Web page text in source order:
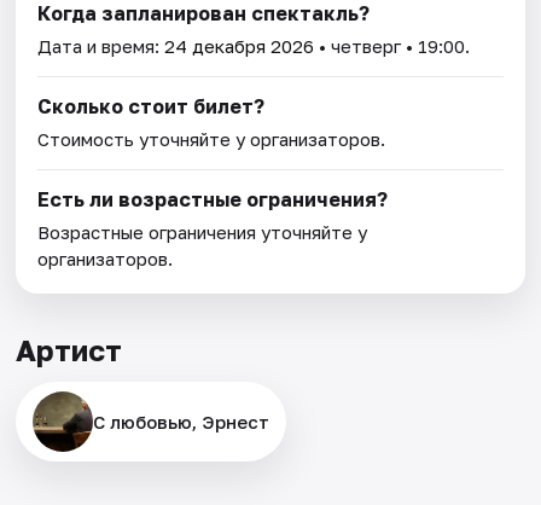
Когда запланирован спектакль?
Дата и время:24 декабря 2026 • четверг • 19:00.
Сколько стоит билет?
Стоимость уточняйте у организаторов.
Есть ли возрастные ограничения?
Возрастные ограничения уточняйте у
организаторов.
Артист
С любовью, Эрнест